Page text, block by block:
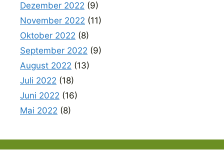
Dezember 2022 (9)
November 2022 (11)
Oktober 2022 (8)
September 2022 (9)
August 2022 (13)
Juli 2022 (18)
Juni 2022 (16)
Mai 2022 (8)